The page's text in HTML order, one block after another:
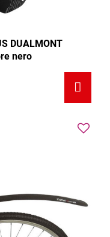
DUALMONT
nero